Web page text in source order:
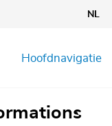
NL
Hoofdnavigatie